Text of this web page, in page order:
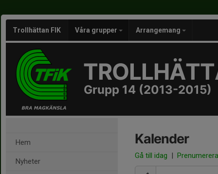
Trollhättan FIK Våra grupper Arrangemang
Grupp 14 (2013-2015)
Hem
Nyheter
Kalender
Gå till idag | Prenumerera